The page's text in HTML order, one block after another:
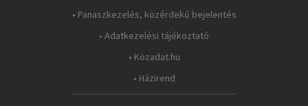
• Panaszkezelés, közérdekű bejelentés
• Adatkezelési tájékoztató
• Közadat.hu
• Házirend